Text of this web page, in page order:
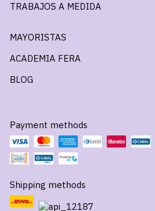
TRABAJOS A MEDIDA
MAYORISTAS
ACADEMIA FERA
BLOG
Payment methods
Shipping methods